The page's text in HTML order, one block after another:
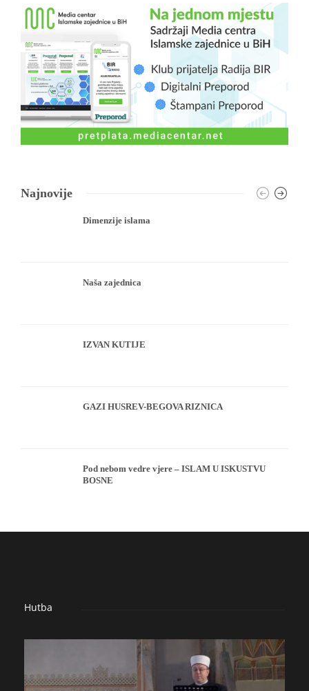
Najnovije
Dimenzije islama
Naša zajednica
IZVAN KUTIJE
GAZI HUSREV-BEGOVA RIZNICA
Pod nebom vedre vjere – ISLAM U ISKUSTVU
BOSNE
Hutba